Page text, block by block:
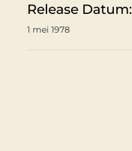
Release Datum:
1 mei 1978